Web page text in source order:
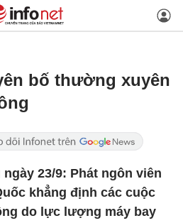
bố thường xuyên
23/9: Phát ngôn viên
khẳng định các cuộc
do lực lượng máy bay